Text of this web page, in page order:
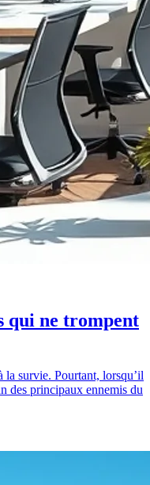
qui ne trompent
la survie. Pourtant, lorsqu’il
des principaux ennemis du